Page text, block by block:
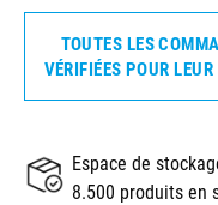
TOUTES LES
VÉRIFIÉES POUR
Espace de
8.500 produits en